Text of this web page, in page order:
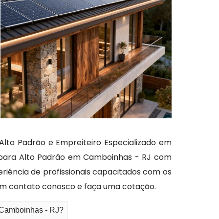
Padrão e Empreiteiro Especializado em
Alto Padrão em Camboinhas - RJ com
de profissionais capacitados com os
contato conosco e faça uma cotação.
- RJ?